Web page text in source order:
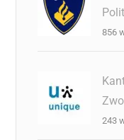
856
243